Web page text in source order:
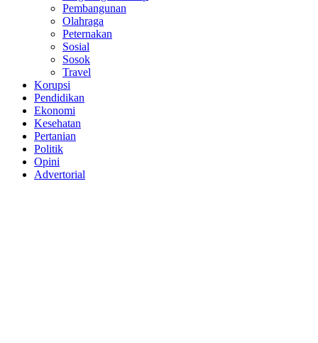
Pembangunan
Olahraga
Peternakan
Sosial
Sosok
Travel
Korupsi
Pendidikan
Ekonomi
Kesehatan
Pertanian
Politik
Opini
Advertorial